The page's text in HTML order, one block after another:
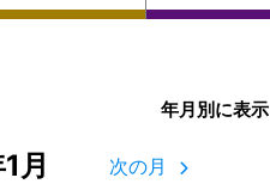
年月別に表示
月 次の月